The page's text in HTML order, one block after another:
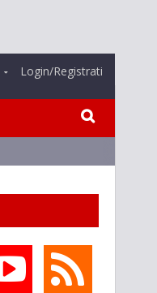
Login/Registrati